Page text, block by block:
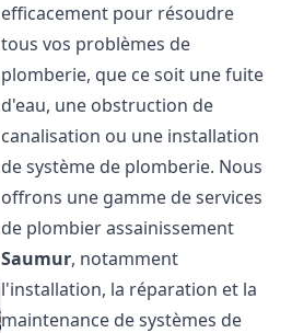
efficacement pour résoudre
tous vos problèmes de
plomberie, que ce soit une fuite
d'eau, une obstruction de
canalisation ou une installation
de système de plomberie. Nous
offrons une gamme de services
de plombier assainissement
Saumur, notamment
l'installation, la réparation et la
maintenance de systèmes de